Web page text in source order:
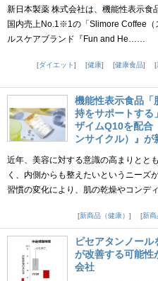
新日本製薬 株式会社は、機能性表示
国内売上No.1※1の「Slimore Coffee（
ルスケアブランド『Fun and He……
ダイエット
健康 健康食品
機能性表示食品「
持をサポートする
ザイムQ10を配
ンサイクル）』
近年、美容に対する意識の高まりとと
く、内側からも整えたいというニーズ
習慣の変化により、肌の乾燥やコン
新商品（健康）
新商
ピセアタンノー
が改善する可能性
会社